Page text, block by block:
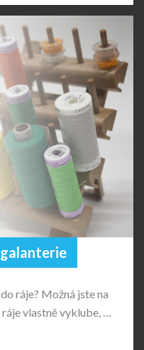
ráje? Možná jste na
vlastně vyklube, …